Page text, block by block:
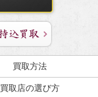
買取方法
買取店の選び方